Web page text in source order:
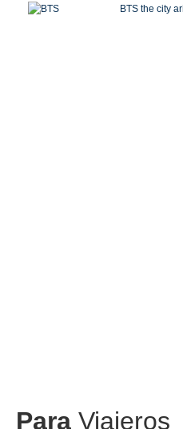
BTS the city
Para Viajeros